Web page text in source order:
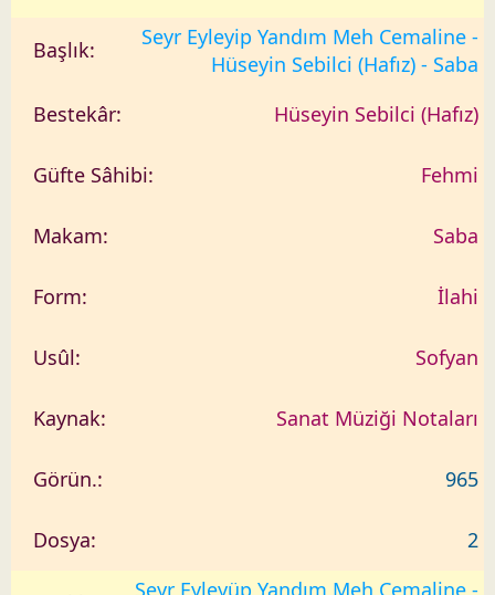
Seyr Eyleyip Yandım Meh Cemaline -
Hüseyin Sebilci (Hafız) - Saba
Hüseyin Sebilci (Hafız)
Fehmi
Saba
İlahi
Sofyan
Sanat Müziği Notaları
965
2
Seyr Eyleyüp Yandım Meh Cemaline -